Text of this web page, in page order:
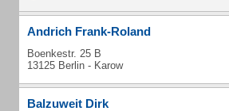
Andrich Frank-Roland
Boenkestr. 25 B
13125 Berlin - Karow
Balzuweit Dirk